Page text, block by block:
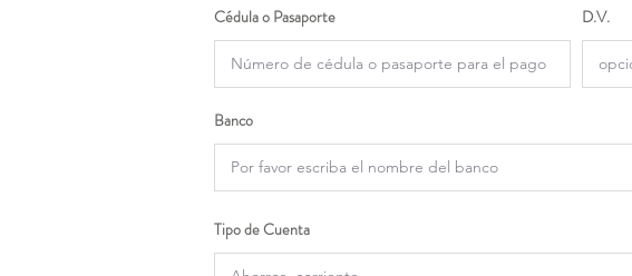
Cédula o Pasaporte D.V.
Banco
Tipo de Cuenta